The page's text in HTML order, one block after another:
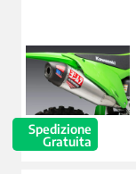
Spedizione
Gratuita